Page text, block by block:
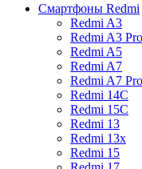
Смартфоны Redmi
Redmi A3
Redmi A3 Pro
Redmi A5
Redmi A7
Redmi A7 Pro
Redmi 14C
Redmi 15C
Redmi 13
Redmi 13x
Redmi 15